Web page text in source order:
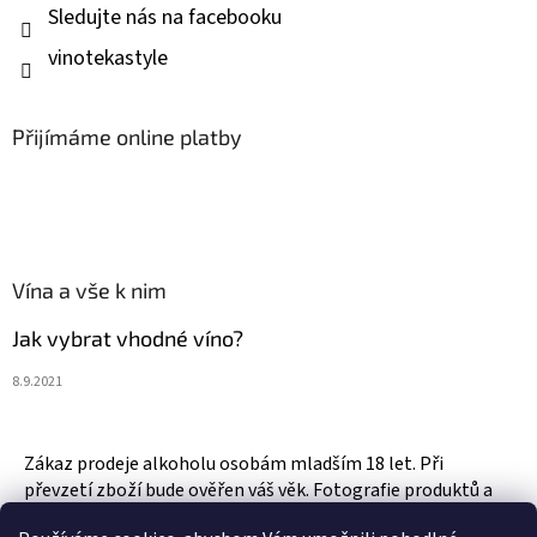
Sledujte nás na facebooku
vinotekastyle
Přijímáme online platby
Vína a vše k nim
Jak vybrat vhodné víno?
8.9.2021
Zákaz prodeje alkoholu osobám mladším 18 let. Při
převzetí zboží bude ověřen váš věk. Fotografie produktů a